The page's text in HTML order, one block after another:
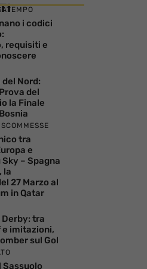
i codici
requisiti e
Nord:
del
la Finale
tra
e
Sky – Spagna
la
27 Marzo al
in Qatar
Derby: tra
imitazioni,
sul Gol
Sassuolo